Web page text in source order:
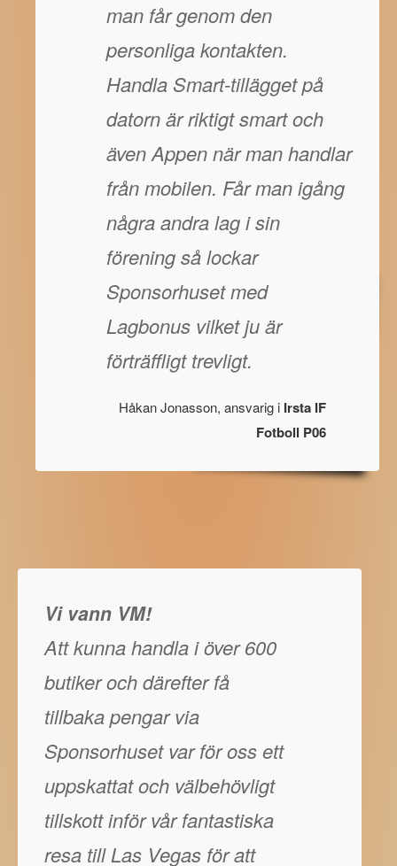
man får genom den
personliga kontakten.
Handla Smart-tillägget på
datorn är riktigt smart och
även Appen när man handlar
från mobilen. Får man igång
några andra lag i sin
förening så lockar
Sponsorhuset med
Lagbonus vilket ju är
förträffligt trevligt.
Håkan Jonasson, ansvarig i Irsta IF
Fotboll P06
Vi vann VM!
Att kunna handla i över 600
butiker och därefter få
tillbaka pengar via
Sponsorhuset var för oss ett
uppskattat och välbehövligt
tillskott inför vår fantastiska
resa till Las Vegas för att